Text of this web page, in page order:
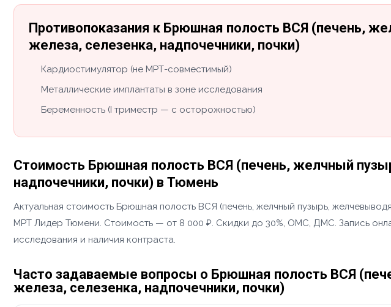
Противопоказания к Брюшная полость ВСЯ (печень,
железа, селезенка, надпочечники, почки)
Кардиостимулятор (не МРТ-совместимый)
Металлические имплантаты в зоне исследования
Беременность (I триместр — с осторожностью)
Стоимость Брюшная полость ВСЯ (печень, желчный
надпочечники, почки) в Тюмень
Актуальная стоимость Брюшная полость ВСЯ (печень, желчный пузырь,
МРТ Лидер Тюмени. Стоимость — от 8 000 ₽. Скидки до 30%, ОМС, ДМС. Запись
исследования и наличия контраста.
Часто задаваемые вопросы о Брюшная полость ВСЯ
железа, селезенка, надпочечники, почки)